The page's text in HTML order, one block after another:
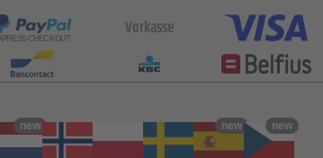
Vorkasse
new new new